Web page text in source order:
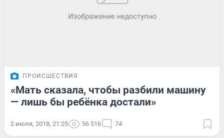
ПРОИСШЕСТВИЯ
«Мать сказала, чтобы разбили машину
— лишь бы ребёнка достали»
2 июля, 2018, 21:25 56 516 74